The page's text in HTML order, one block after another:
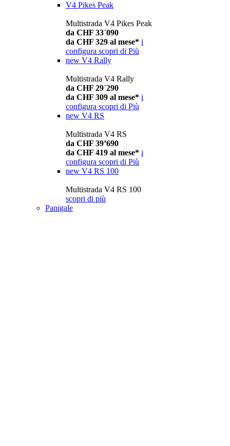
V4 Pikes Peak
Multistrada V4 Pikes Peak
da CHF 33´090
da CHF 329 al mese* i
configura scopri di Più
new V4 Rally
Multistrada V4 Rally
da CHF 29´290
da CHF 309 al mese* i
configura scopri di Più
new V4 RS
Multistrada V4 RS
da CHF 39’690
da CHF 419 al mese* i
configura scopri di Più
new V4 RS 100
Multistrada V4 RS 100
scopri di più
Panigale